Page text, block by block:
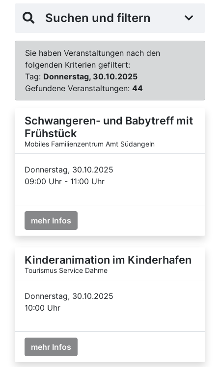
Suchen und filtern
Sie haben Veranstaltungen nach den
folgenden Kriterien gefiltert:
Tag: Donnerstag, 30.10.2025
Gefundene Veranstaltungen: 44
Schwangeren- und Babytreff mit
Frühstück
Mobiles Familienzentrum Amt Südangeln
Donnerstag, 30.10.2025
09:00 Uhr - 11:00 Uhr
mehr Infos
Kinderanimation im Kinderhafen
Tourismus Service Dahme
Donnerstag, 30.10.2025
10:00 Uhr
mehr Infos